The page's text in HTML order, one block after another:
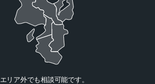
エリア外でも相談可能です。